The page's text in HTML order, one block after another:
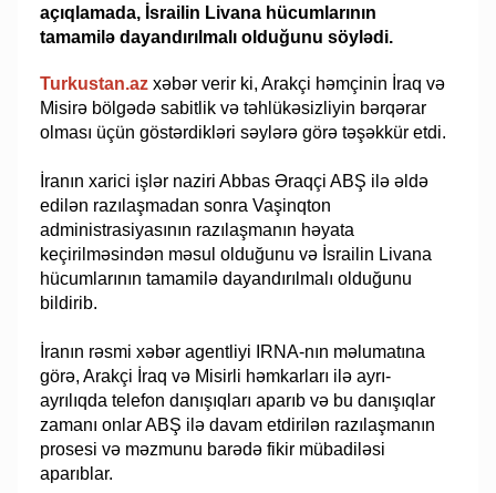
açıqlamada, İsrailin Livana hücumlarının
tamamilə dayandırılmalı olduğunu söylədi.
Turkustan.azxəbər verir ki, Arakçi həmçinin İraq və
Misirə bölgədə sabitlik və təhlükəsizliyin bərqərar
olması üçün göstərdikləri səylərə görə təşəkkür etdi.
İranın xarici işlər naziri Abbas Əraqçi ABŞ ilə əldə
edilən razılaşmadan sonra Vaşinqton
administrasiyasının razılaşmanın həyata
keçirilməsindən məsul olduğunu və İsrailin Livana
hücumlarının tamamilə dayandırılmalı olduğunu
bildirib.
İranın rəsmi xəbər agentliyi IRNA-nın məlumatına
görə, Arakçi İraq və Misirli həmkarları ilə ayrı-
ayrılıqda telefon danışıqları aparıb və bu danışıqlar
zamanı onlar ABŞ ilə davam etdirilən razılaşmanın
prosesi və məzmunu barədə fikir mübadiləsi
aparıblar.